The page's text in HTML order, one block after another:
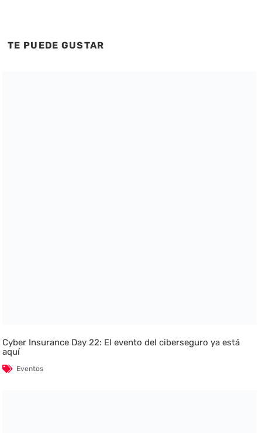
TE PUEDE GUSTAR
Cyber Insurance Day 22: El evento del ciberseguro ya está
aquí
Eventos